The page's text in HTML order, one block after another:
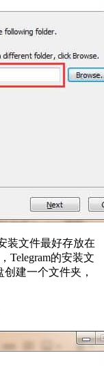
装文件最好存放在
Telegram的安装文
建一个文件夹，